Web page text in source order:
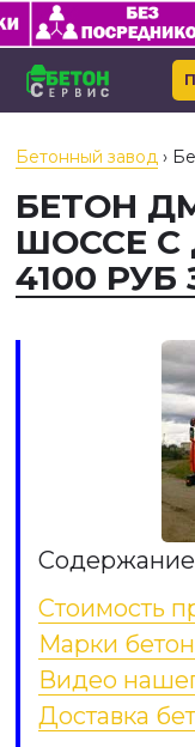
Бетонный завод ›
БЕТОН
ШОССЕ С
4100 РУБ
Содержание
Стоимость
Марки
Видео
Доставка